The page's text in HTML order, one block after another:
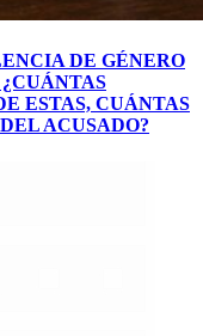
DE GÉNERO
¿CUÁNTAS
ESTAS, CUÁNTAS
ACUSADO?